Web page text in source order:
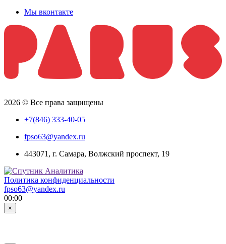
Мы вконтакте
2026 © Все права защищены
+7(846) 333-40-05
fpso63@yandex.ru
443071, г. Самара, Волжский проспект, 19
Политика конфиденциальности
fpso63@yandex.ru
00:00
×